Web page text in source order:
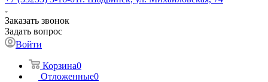
Заказать звонок
Задать вопрос
Войти
Корзина0
Отложенные0